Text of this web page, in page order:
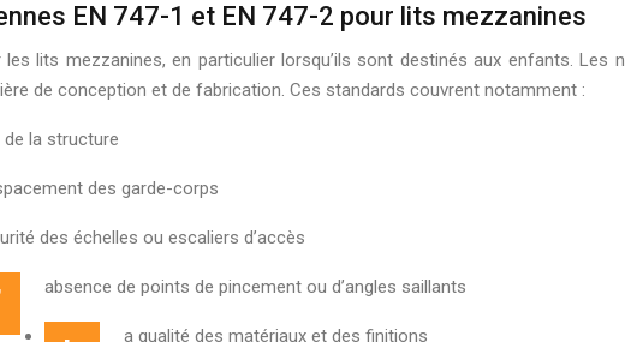
EN 747-1 et EN 747-2 pour lits mezzanines
lits mezzanines, en particulier lorsqu’ils sont destinés aux enfants. Les
de conception et de fabrication. Ces standards couvrent notamment :
la structure
des garde-corps
des échelles ou escaliers d’accès
absence de points de pincement ou d’angles saillants
a qualité des matériaux et des finitions